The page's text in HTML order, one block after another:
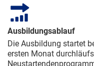
Ausbildungsablauf
Die Ausbildung startet
ersten Monat